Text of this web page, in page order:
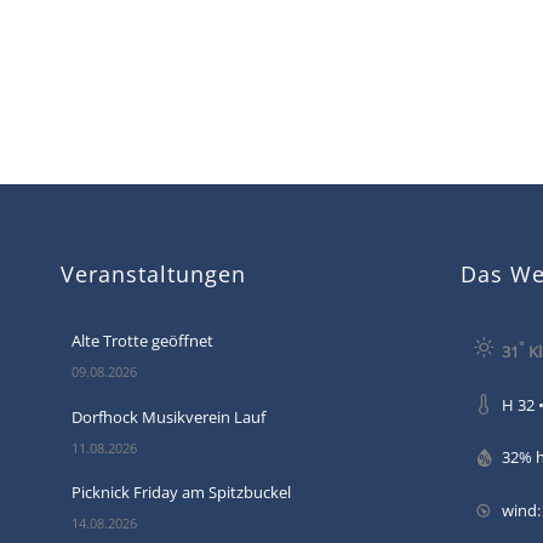
Veranstaltungen
Alte Trotte geöffnet
09.08.2026
Dorfhock Musikverein Lauf
11.08.2026
Picknick Friday am Spitzbuckel
14.08.2026
Das
31°
H 32
32%